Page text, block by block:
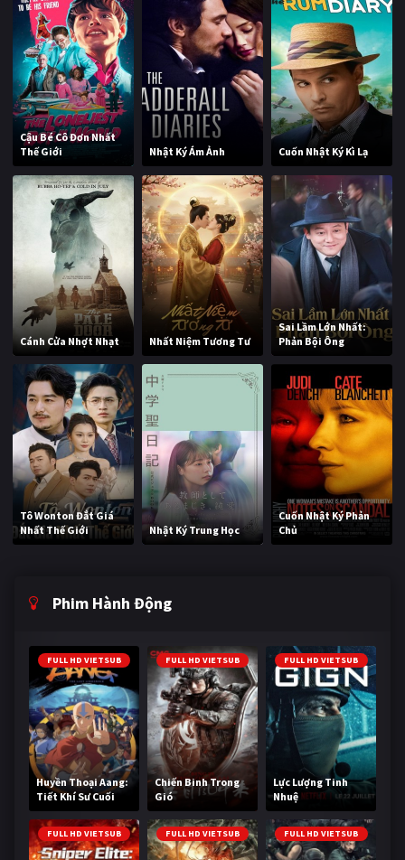
Cậu Bé Cô Đơn Nhất
Thế Giới
Nhật Ký Ám Ảnh Cuốn Nhật Ký Kì Lạ
Cánh Cửa Nhợt Nhạt Nhất Niệm Tương Tư
Sai Lầm Lớn Nhất:
Phản Bội Ông
Tô Wonton Đắt Giá
Nhất Thế Giới
Nhật Ký Trung Học
Cuốn Nhật Ký Phản
Chủ
Phim Hành Động
FULL HD VIETSUB
Huyền Thoại Aang:
Tiết Khí Sư Cuối
Cùng
FULL HD VIETSUB
Chiến Binh Trong
Gió
FULL HD VIETSUB
Lực Lượng Tinh
Nhuệ
FULL HD VIETSUB FULL HD VIETSUB FULL HD VIETSUB